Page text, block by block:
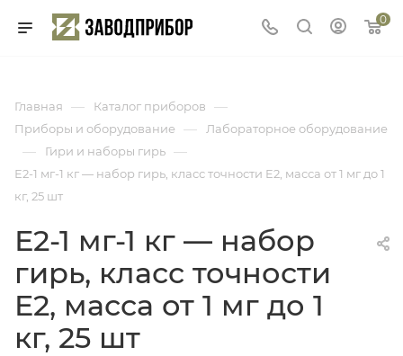
0
Главная — Каталог приборов —
Приборы и оборудование — Лабораторное оборудование
— Гири и наборы гирь —
Е2-1 мг-1 кг — набор гирь, класс точности E2, масса от 1 мг до 1
кг, 25 шт
Е2-1 мг-1 кг — набор
гирь, класс точности
E2, масса от 1 мг до 1
кг, 25 шт